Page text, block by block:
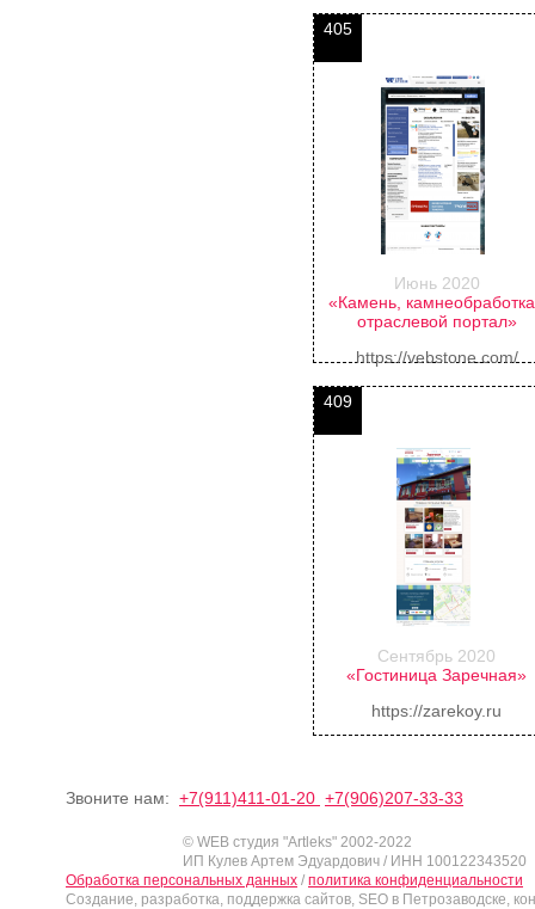
405
Июнь 2020
«Камень,
отраслевой портал»
https://vebstone.com/
409
Сентябрь 2020
«Гостиница Заречная»
https://zarekoy.ru
Звоните нам: +7(911)411-01-20 +7(906)207-33-33
© WEB студия "Artleks" 2002-2022
ИП Кулев Артем Эдуардович / ИНН 100122343520
Обработка персональных данных / политика конфиденциальности
Создание, разработка, поддержка сайтов, SEO в Петрозаводске,